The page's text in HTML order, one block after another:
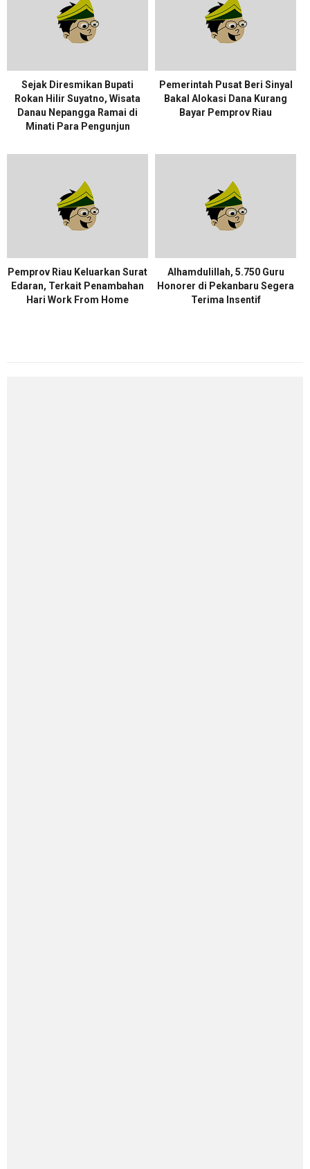
Sejak Diresmikan Bupati
Rokan Hilir Suyatno, Wisata
Danau Nepangga Ramai di
Minati Para Pengunjun
Pemerintah Pusat Beri Sinyal
Bakal Alokasi Dana Kurang
Bayar Pemprov Riau
Pemprov Riau Keluarkan Surat
Edaran, Terkait Penambahan
Hari Work From Home
Alhamdulillah, 5.750 Guru
Honorer di Pekanbaru Segera
Terima Insentif